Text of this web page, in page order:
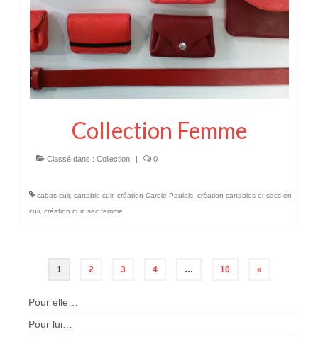
Collection Femme
Classé dans : Collection | 0
cabas cuir, cartable cuir, création Carole Paulais création cartables et sacs en
cuir, création cuir, sac femme
Navigation
des
articles
1 2 3 4 … 10 »
Pour elle…
Pour lui…